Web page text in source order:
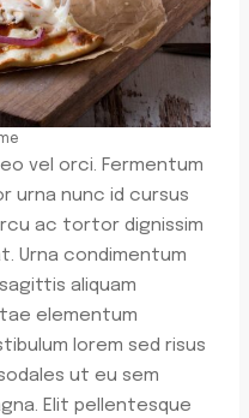
vel orci. Fermentum
urna nunc id cursus
ac tortor dignissim
Urna condimentum
aliquam
elementum
lorem sed risus
ut eu sem
Elit pellentesque